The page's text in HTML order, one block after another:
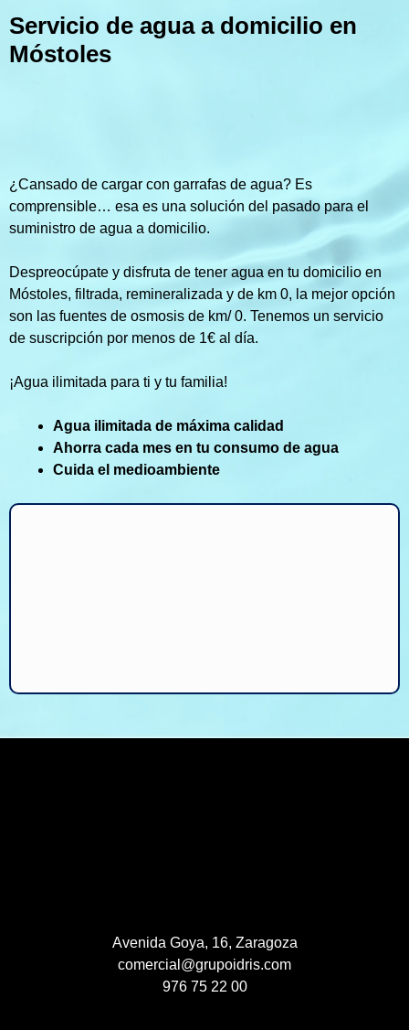
Servicio de agua a domicilio en
Móstoles
¿Cansado de cargar con garrafas de agua? Es
comprensible… esa es una solución del pasado para el
suministro de agua a domicilio.
Despreocúpate y disfruta de tener agua en tu domicilio en
Móstoles, filtrada, remineralizada y de km 0, la mejor opción
son las fuentes de osmosis de km/ 0. Tenemos un servicio
de suscripción por menos de 1€ al día.
¡Agua ilimitada para ti y tu familia!
Agua ilimitada de máxima calidad
Ahorra cada mes en tu consumo de agua
Cuida el medioambiente
Avenida Goya, 16, Zaragoza
comercial@grupoidris.com
976 75 22 00